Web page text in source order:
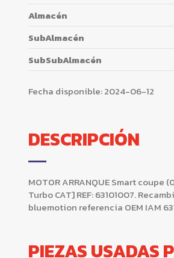
Almacén
SubAlmacén
SubSubAlmacén
Fecha disponible:2024-06-12
DESCRIPCIÓN
MOTOR ARRANQUE Smart
Turbo CAT] REF: 63101007.
bluemotion referencia OEM IAM
PIEZAS USADAS